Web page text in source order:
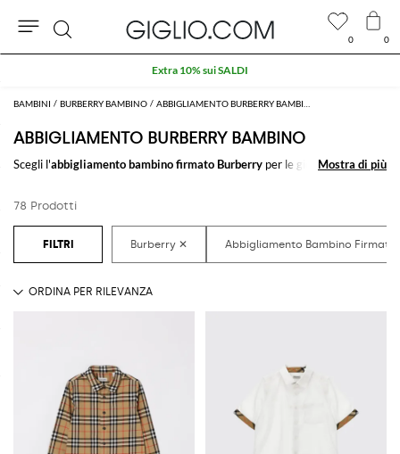
BAMBINI BURBERRY BAMBINO
ABBIGLIAMENTO BURBERRY BAMBINO
Scegli l'abbigliamento bambino firmato Burberry per le giornate di
divertenti outfit per il tuo ometto.
Scopria la nuova collezione diabbigliamento bimbo Burberry onlinesu
Mostra di più
Mostra di più
78 Prodotti
0 0
Cerca
Extra 10% sui SALDI